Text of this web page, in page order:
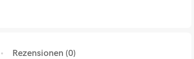
Rezensionen (0)